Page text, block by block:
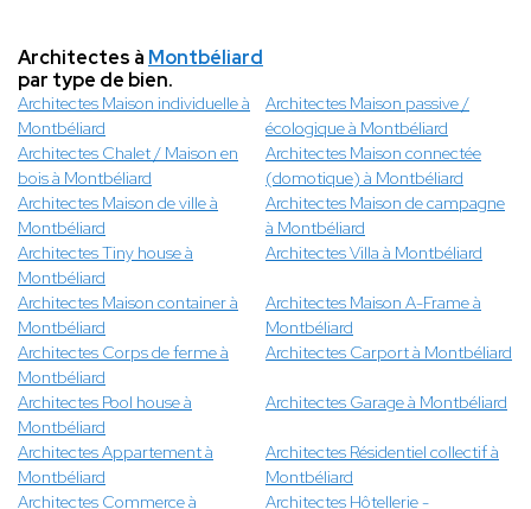
Architectes à Montbéliard
par type de bien.
Architectes Maison individuelle à
Montbéliard
Architectes Maison passive /
écologique à Montbéliard
Architectes Chalet / Maison en
bois à Montbéliard
Architectes Maison connectée
(domotique) à Montbéliard
Architectes Maison de ville à
Montbéliard
Architectes Maison de campagne
à Montbéliard
Architectes Tiny house à
Montbéliard
Architectes Villa à Montbéliard
Architectes Maison container à
Montbéliard
Architectes Maison A-Frame à
Montbéliard
Architectes Corps de ferme à
Montbéliard
Architectes Carport à Montbéliard
Architectes Pool house à
Montbéliard
Architectes Garage à Montbéliard
Architectes Appartement à
Montbéliard
Architectes Résidentiel collectif à
Montbéliard
Architectes Commerce à
Architectes Hôtellerie -